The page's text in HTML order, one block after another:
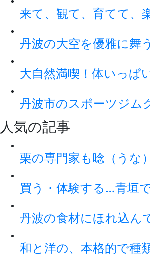
来て、観て、育てて、
丹波の大空を優雅に舞
大自然満喫！体いっぱ
丹波市のスポーツジム
人気の記事
栗の専門家も唸（うな
買う・体験する…青垣
丹波の食材にほれ込ん
和と洋の、本格的で種